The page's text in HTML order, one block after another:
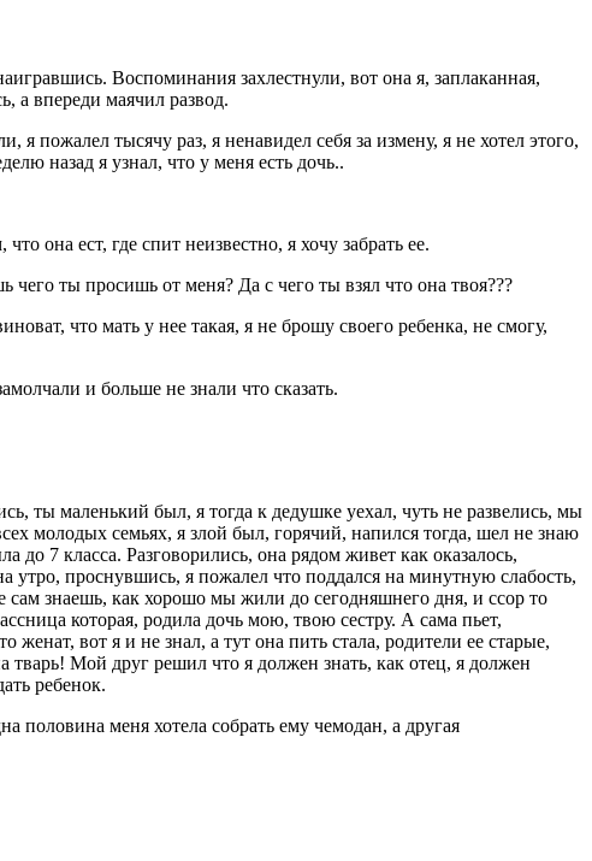
Воспоминания захлестнули, вот она я, заплаканная,
а впереди маячил развод.
пожалел тысячу раз, я ненавидел себя за измену, я не хотел этого,
назад я узнал, что у меня есть дочь..
она ест, где спит неизвестно, я хочу забрать ее.
ты просишь от меня? Да с чего ты взял что она твоя???
что мать у нее такая, я не брошу своего ребенка, не смогу,
и больше не знали что сказать.
ты маленький был, я тогда к дедушке уехал, чуть не развелись, мы
молодых семьях, я злой был, горячий, напился тогда, шел не знаю
7 класса. Разговорились, она рядом живет как оказалось,
утро, проснувшись, я пожалел что поддался на минутную слабость,
знаешь, как хорошо мы жили до сегодняшнего дня, и ссор то
которая, родила дочь мою, твою сестру. А сама пьет,
вот я и не знал, а тут она пить стала, родители ее старые,
тварь! Мой друг решил что я должен знать, как отец, я должен
ребенок.
половина меня хотела собрать ему чемодан, а другая